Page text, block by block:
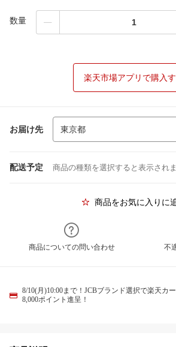
数量
楽天市場アプリで購入
お届け先
配送予定 商品の種類を選択すると表示され
商品をお気に入りに
商品についての問い合わせ 不
8/10(月)10:00まで！JCBブランド選択で楽天カ
8,000ポイント進呈！